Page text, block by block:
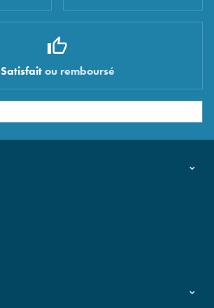
Satisfaitou remboursé